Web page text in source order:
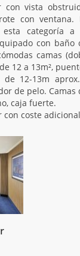
con vista
con ventana.
categoría a
con baño
camas
12 a 13m²,
12-13m
de pelo. Camas
caja fuerte.
con coste